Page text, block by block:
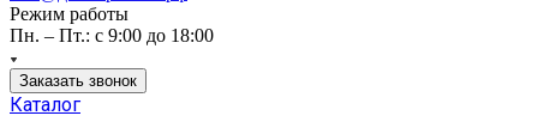
Режим работы
Пн. – Пт.: с 9:00 до 18:00
Заказать звонок
Каталог